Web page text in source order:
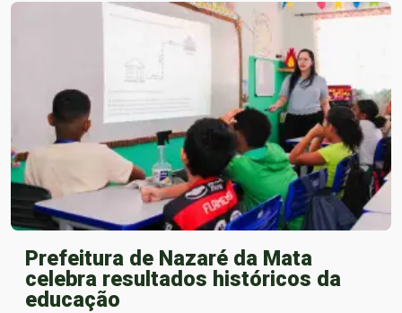
Prefeitura de Nazaré da Mata
celebra resultados históricos da
educação